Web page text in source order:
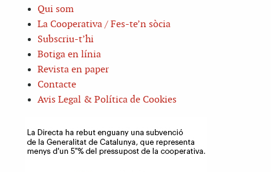
Qui som
La Cooperativa / Fes-te’n sòcia
Subscriu-t’hi
Botiga en línia
Revista en paper
Contacte
Avis Legal & Política de Cookies